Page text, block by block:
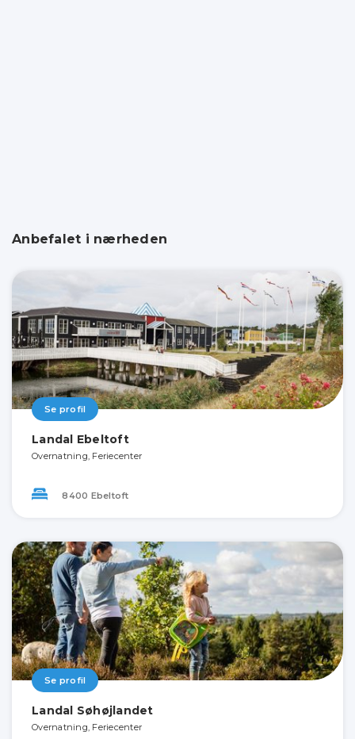
Anbefalet i nærheden
Se profil
Landal Ebeltoft
Overnatning, Feriecenter
8400 Ebeltoft
Se profil
Landal Søhøjlandet
Overnatning, Feriecenter